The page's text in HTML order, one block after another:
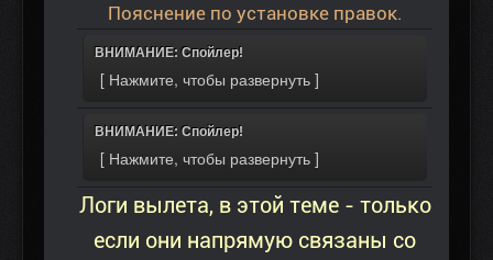
Пояснение по установке правок.
ВНИМАНИЕ: Спойлер!
ВНИМАНИЕ: Спойлер!
Логи вылета, в этой теме - только
если они напрямую связаны со